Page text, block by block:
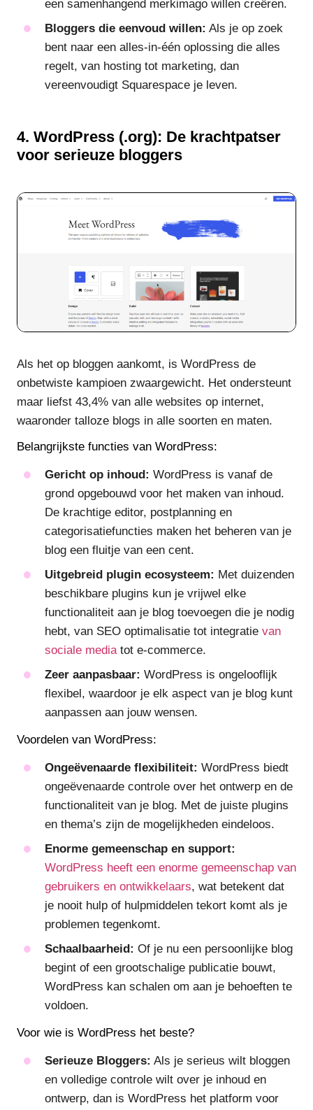
een samenhangend merkimago willen creëren.
Bloggers die eenvoud willen: Als je op zoek
bent naar een alles-in-één oplossing die alles
regelt, van hosting tot marketing, dan
vereenvoudigt Squarespace je leven.
4. WordPress (.org): De krachtpatser
voor serieuze bloggers
Als het op bloggen aankomt, is WordPress de
onbetwiste kampioen zwaargewicht. Het ondersteunt
maar liefst 43,4% van alle websites op internet,
waaronder talloze blogs in alle soorten en maten.
Belangrijkste functies van WordPress:
Gericht op inhoud: WordPress is vanaf de
grond opgebouwd voor het maken van inhoud.
De krachtige editor, postplanning en
categorisatiefuncties maken het beheren van je
blog een fluitje van een cent.
Uitgebreid plugin ecosysteem: Met duizenden
beschikbare plugins kun je vrijwel elke
functionaliteit aan je blog toevoegen die je nodig
hebt, van SEO optimalisatie tot integratie van
sociale mediatot e-commerce.
Zeer aanpasbaar: WordPress is ongelooflijk
flexibel, waardoor je elk aspect van je blog kunt
aanpassen aan jouw wensen.
Voordelen van WordPress:
Ongeëvenaarde flexibiliteit: WordPress biedt
ongeëvenaarde controle over het ontwerp en de
functionaliteit van je blog. Met de juiste plugins
en thema’s zijn de mogelijkheden eindeloos.
Enorme gemeenschap en support:
WordPress heeft een enorme gemeenschap van
gebruikers en ontwikkelaars, wat betekent dat
je nooit hulp of hulpmiddelen tekort komt als je
problemen tegenkomt.
Schaalbaarheid: Of je nu een persoonlijke blog
begint of een grootschalige publicatie bouwt,
WordPress kan schalen om aan je behoeften te
voldoen.
Voor wie is WordPress het beste?
Serieuze Bloggers: Als je serieus wilt bloggen
en volledige controle wilt over je inhoud en
ontwerp, dan is WordPress het platform voor